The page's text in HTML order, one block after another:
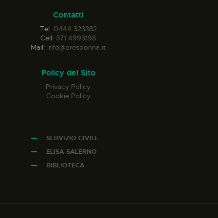
Contatti
Tel: 0444 323382
Cell: 371 4993198
Mail: info@presdonna.it
Policy del Sito
Privacy Policy
Cookie Policy
SERVIZIO CIVILE
ELISA SALERNO
BIBLIOTECA